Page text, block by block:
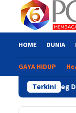
HOME DUNIA
GAYA HIDUP
Terkini
Dapil Kota